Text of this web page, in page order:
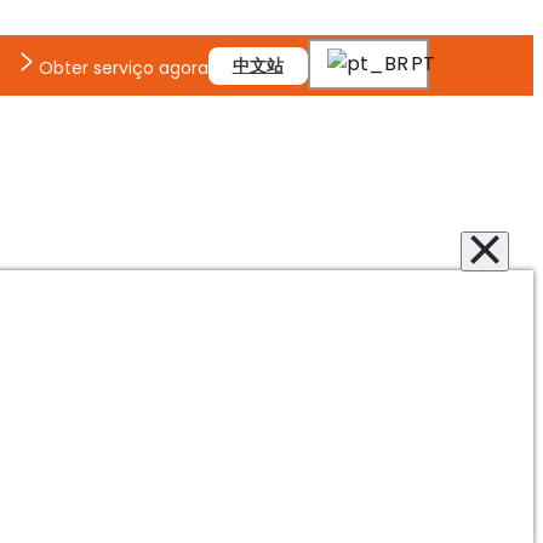
Obter serviço agora
中文站 PT